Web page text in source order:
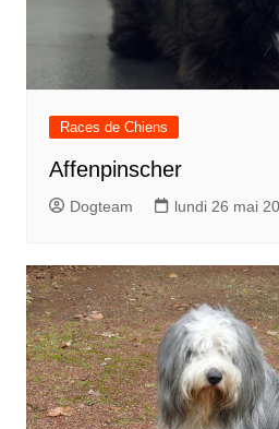
Races de Chiens
Affenpinscher
Dogteam lundi 26 mai